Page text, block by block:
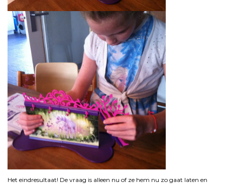
Het eindresultaat! De vraag is alleen nu of ze hem nu zo gaat laten en